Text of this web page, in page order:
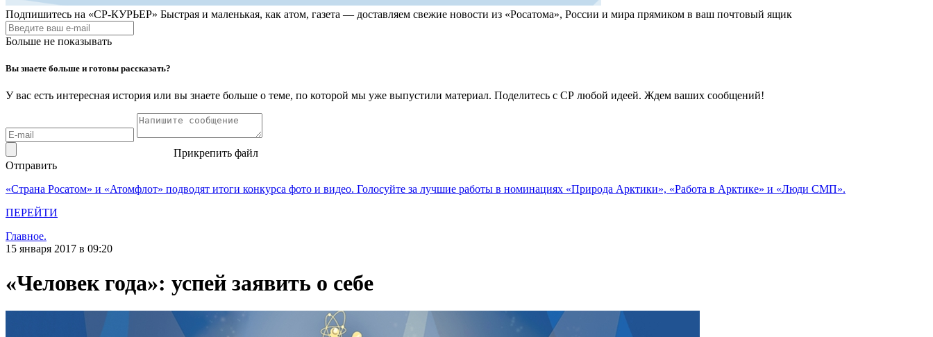
Подпишитесь на «СР-КУРЬЕР» Быстрая и маленькая, как атом, газета — доставляем свежие новости из «Росатома», России и мира прямиком в ваш почтовый ящик
Больше не показывать
Вы знаете больше и готовы рассказать?
У вас есть интересная история или вы знаете больше о теме, по которой мы уже выпустили материал. Поделитесь с СР любой идеей. Ждем ваших сообщений!
Прикрепить файл
Отправить
«Страна Росатом» и «Атомфлот» подводят итоги конкурса фото и видео. Голосуйте за лучшие работы в номинациях «Природа Арктики», «Работа в Арктике» и «Люди СМП».
ПЕРЕЙТИ
Главное.
15 января 2017 в 09:20
«Человек года»: успей заявить о себе